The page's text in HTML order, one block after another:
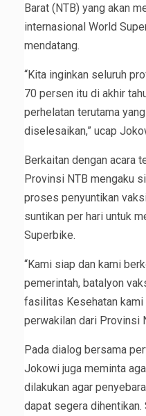
Barat (NTB) yang akan
internasional World
mendatang.
“Kita inginkan seluruh
70 persen itu di akhir
perhelatan terutama
diselesaikan,” ucap
Berkaitan dengan acara
Provinsi NTB mengaku
proses penyuntikan
suntikan per hari untuk
Superbike.
“Kami siap dan kami
pemerintah, batalyon
fasilitas Kesehatan kami
perwakilan dari Provinsi
Pada dialog bersama
Jokowi juga meminta
dilakukan agar
dapat segera